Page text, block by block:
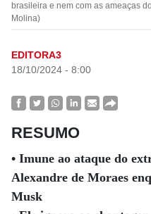
brasileira e nem com as ameaças
Molina)
EDITORA3
18/10/2024 - 8:00
RESUMO
• Imune ao ataque do
Alexandre de Moraes
Musk